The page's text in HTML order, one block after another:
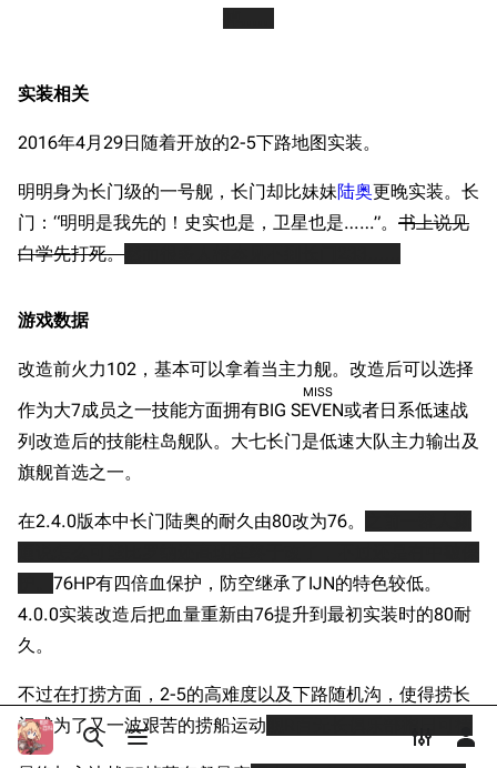
打开/关闭搜索
打开/关闭菜单
萌娘百科战舰少女
读）
战列舰论坛
Secret Projects论
坛
舰
Navweaps（镜
Encyclopedia
Wings Aviation
装甲航母网
美国海军历史手册
平贺让数字档案馆
Hyper War
大英帝国战争博物
馆
Naval History
德国联邦数字档案
打开/关
打
未登录
未登录用户的IP地址会在进行任意编辑后公开展示。
创建账号
链入页面
相关更改
页面信息
Cargo数据
引用此页
实装相关
2016年4月29日随着开放的2-5下路地图实装。
明明身为长门级的一号舰，长门却比妹妹陆奥更晚实装。长
门：“明明是我先的！史实也是，卫星也是……”。 书上说见
白学先打死。
游戏数据
改造前火力102，基本可以拿着当主力舰。改造后可以选择
作为大7成员之一技能方面拥有BIG SEVEN
MISS
或者日系低速战
列改造后的技能柱岛舰队。大七长门是低速大队主力输出及
旗舰首选之一。
在2.4.0版本中长门陆奥的耐久由80改为76。
76HP有四倍血保护，防空继承了IJN的特色较低。
4.0.0实装改造后把血量重新由76提升到最初实装时的80耐
久。
不过在打捞方面，2-5的高难度以及下路随机沟，使得捞长
门成为了又一波艰苦的捞船运动
目录
原型简介
太平洋战争前期
中期
莱特湾海战
二战末期
游戏相关
挖组性能评测
立绘相关
实装相关
游戏数据
台词解析
同厂舰娘
相关作品
相关链接